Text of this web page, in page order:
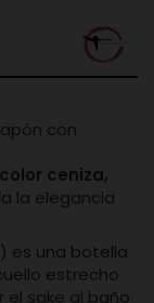
con
ceniza,
la elegancia
es una botella
estrecho
sake al baño